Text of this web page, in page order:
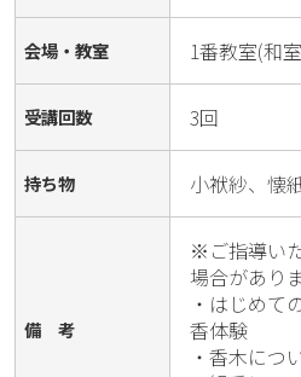
会場・教室 1番教室(和
受講回数 3回
持ち物 小袱紗、懐
備 考
※ご指導い
場合がありま
・はじめて
香体験
・香木につ